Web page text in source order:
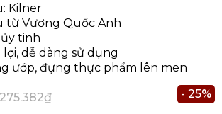
Kilner
từ Vương Quốc Anh
tinh
dễ dàng sử dụng
ướp, đựng thực phẩm lên men
- 25%